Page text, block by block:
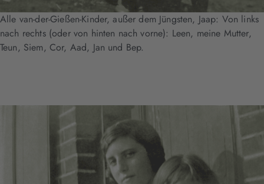
Alle van-der-Gießen-Kinder, außer dem Jüngsten, Jaap: Von links
nach rechts (oder von hinten nach vorne): Leen, meine Mutter,
Teun, Siem, Cor, Aad, Jan und Bep.